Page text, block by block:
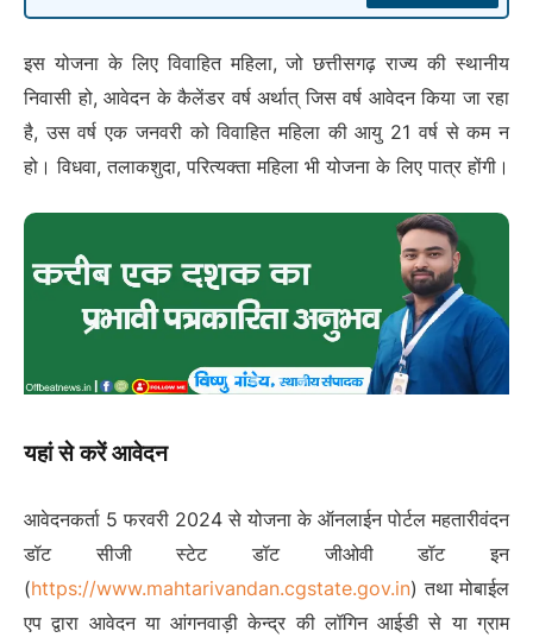
इस योजना के लिए विवाहित महिला, जो छत्तीसगढ़ राज्य की स्थानीय
निवासी हो, आवेदन के कैलेंडर वर्ष अर्थात् जिस वर्ष आवेदन किया जा रहा
है, उस वर्ष एक जनवरी को विवाहित महिला की आयु 21 वर्ष से कम न
हो। विधवा, तलाकशुदा, परित्यक्ता महिला भी योजना के लिए पात्र होंगी।
यहां से करें आवेदन
आवेदनकर्ता 5 फरवरी 2024 से योजना के ऑनलाईन पोर्टल महतारीवंदन
डॉट सीजी स्टेट डॉट जीओवी डॉट इन
(https://www.mahtarivandan.cgstate.gov.in) तथा मोबाईल
एप द्वारा आवेदन या आंगनवाड़ी केन्द्र की लॉगिन आईडी से या ग्राम